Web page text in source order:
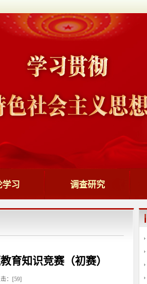
学习 调查研究
育知识竞赛（初赛）
击：[59]